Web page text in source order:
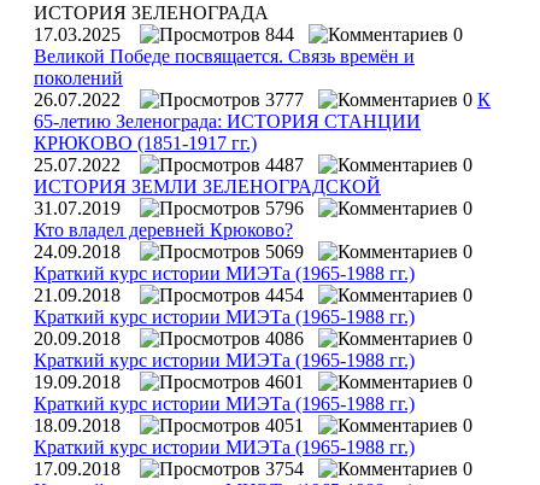
ИСТОРИЯ ЗЕЛЕНОГРАДА
17.03.2025
844
0
Великой Победе посвящается. Связь времён и
поколений
26.07.2022
3777 0 К
65-летию Зеленограда: ИСТОРИЯ СТАНЦИИ
КРЮКОВО (1851-1917 гг.)
25.07.2022
4487
0
ИСТОРИЯ ЗЕМЛИ ЗЕЛЕНОГРАДСКОЙ
31.07.2019
5796
0
Кто владел деревней Крюково?
24.09.2018
5069
0
Краткий курс истории МИЭТа (1965-1988 гг.)
21.09.2018
4454
0
Краткий курс истории МИЭТа (1965-1988 гг.)
20.09.2018
4086
0
Краткий курс истории МИЭТа (1965-1988 гг.)
19.09.2018
4601
0
Краткий курс истории МИЭТа (1965-1988 гг.)
18.09.2018
4051
0
Краткий курс истории МИЭТа (1965-1988 гг.)
17.09.2018
3754
0